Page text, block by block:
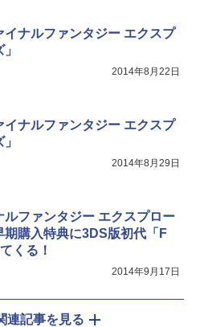
イナルファンタジー エクスプ
2014年8月22日
イナルファンタジー エクスプ
2014年8月29日
ルファンタジー エクスプロー
期購入特典に3DS版初代「F
くる！
2014年9月17日
連記事を見る